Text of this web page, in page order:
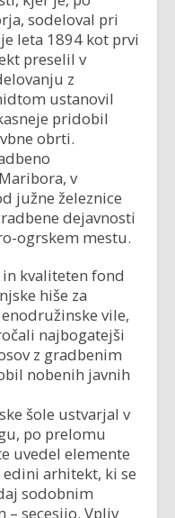
sodeloval pri
leta 1894 kot prvi
preselil v
z
ustanovil
pridobil
obrti.
v
južne železnice
dejavnosti
ogrskem mestu.
kvaliteten fond
hiše za
vile,
najbogatejši
z gradbenim
nobenih javnih
šole ustvarjal v
po prelomu
uvedel elemente
arhitekt, ki se
sodobnim
secesijo. Vpliv